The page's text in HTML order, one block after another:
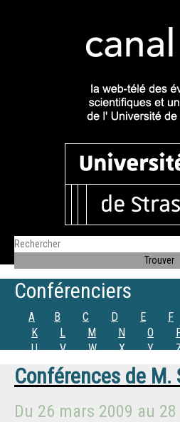
Conférenciers
A B C D E F
K
L M N O
U
V W X Y
Conférences de M.
Du 26 mars 2009 au